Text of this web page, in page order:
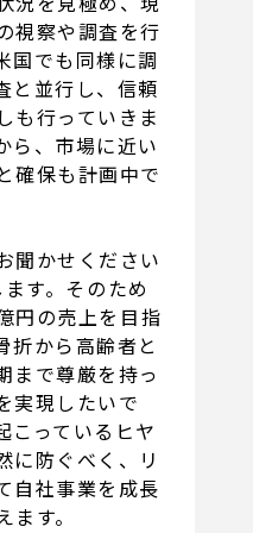
視察や調査を行
国でも同様に調
と並行し、信頼
も行っていきま
ら、市場に近い
確保も計画中で
聞かせください
す。そのため
円の売上を目指
折から高齢者と
まで尊厳を持っ
実現したいで
こっているヒヤ
に防ぐべく、リ
自社事業を成長
す。